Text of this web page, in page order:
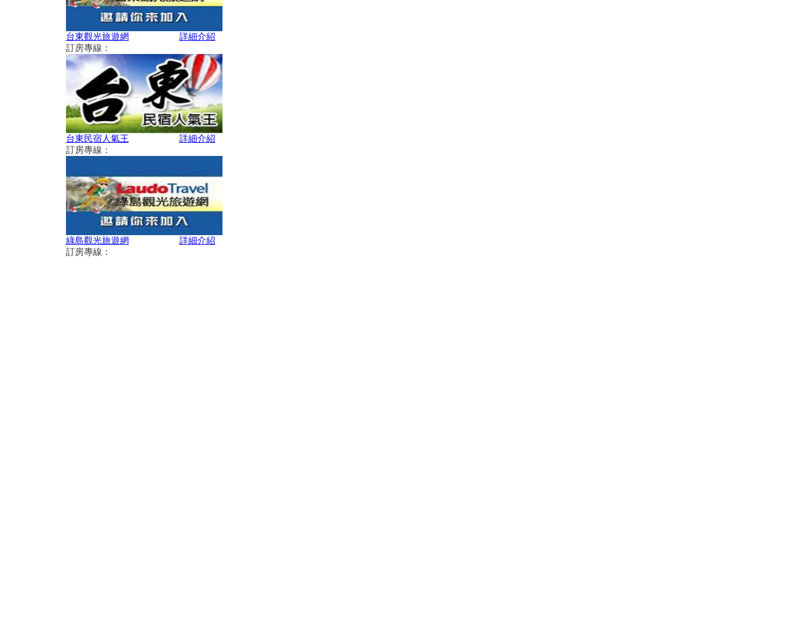
2019擴大國旅秋冬夜市抵用卷
優惠活動
2019延鹿東驅音樂祭
單車騎遊聽風看海，體驗台灣燈
塔極點濱海小鎮風貌 一起Light
up Taiwan
2019月光．海音樂會「潮騷之
歌」場次日期與表演名單
交通部觀光局建置之「單車環島
遊台灣國際入口網站Taiwan on
2 Wheels」
迎曙光、賞鯨豚、嚐海味，商業
「當我們聚在一起」共創友好 7
月13日起卑南遊客中心展現下賓
朗部落樂舞
2019台東美麗花海！賞金針
花、賞紅藜 & 太麻里交通周邊
景點攻略
台東觀光旅遊網
詳細介紹
訂房專線：
台東民宿人氣王
詳細介紹
訂房專線：
綠島觀光旅遊網
詳細介紹
訂房專線：